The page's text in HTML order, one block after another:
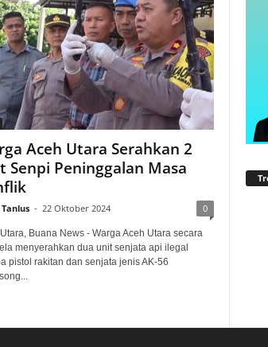
Aceh Utara Serahkan 2
Senpi Peninggalan Masa
- 22 Oktober 2024 0
Buana News - Warga Aceh Utara secara
menyerahkan dua unit senjata api ilegal
pistol rakitan dan senjata jenis AK-56